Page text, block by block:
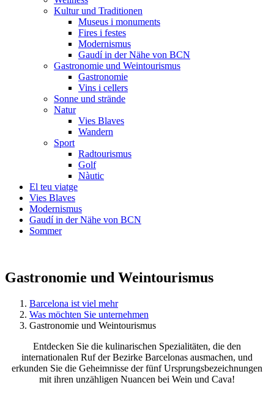
Kultur und Traditionen
Museus i monuments
Fires i festes
Modernismus
Gaudí in der Nähe von BCN
Gastronomie und Weintourismus
Gastronomie
Vins i cellers
Sonne und strände
Natur
Vies Blaves
Wandern
Sport
Radtourismus
Golf
Nàutic
El teu viatge
Vies Blaves
Modernismus
Gaudí in der Nähe von BCN
Sommer
Gastronomie und Weintourismus
Barcelona ist viel mehr
Was möchten Sie unternehmen
Gastronomie und Weintourismus
Entdecken Sie die kulinarischen Spezialitäten, die den
internationalen Ruf der Bezirke Barcelonas ausmachen, und
erkunden Sie die Geheimnisse der fünf Ursprungsbezeichnungen
mit ihren unzähligen Nuancen bei Wein und Cava!